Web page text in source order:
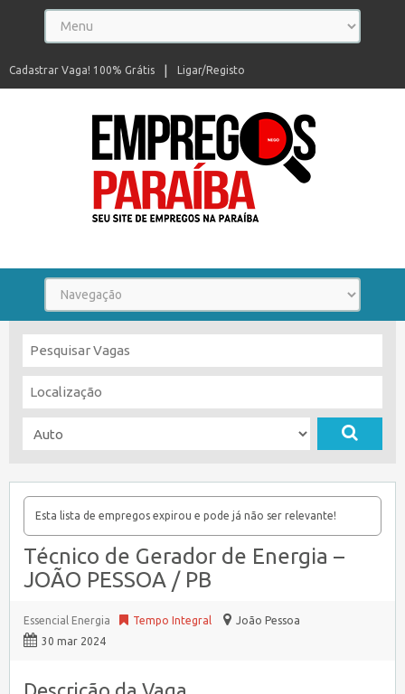
Ligar/Registo
Cadastrar Vaga! 100% Grátis
Esta lista de empregos expirou e pode já não ser relevante!
Técnico de Gerador de Energia –
JOÃO PESSOA / PB
Essencial Energia Tempo Integral
João Pessoa
30 mar 2024